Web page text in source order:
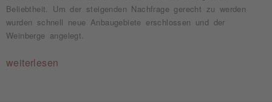
Beliebtheit. Um der steigenden Nachfrage gerecht zu werden
wurden schnell neue Anbaugebiete erschlossen und der
Weinberge angelegt.
weiterlesen